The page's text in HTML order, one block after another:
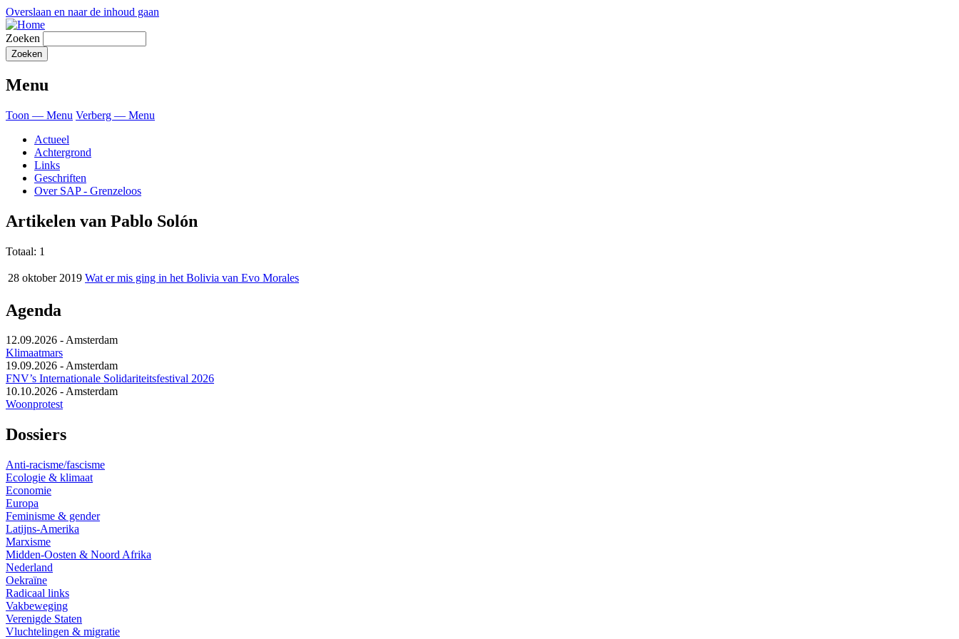
Overslaan en naar de inhoud gaan
Zoeken
Menu
Toon — Menu Verberg — Menu
Actueel
Achtergrond
Links
Geschriften
Over SAP - Grenzeloos
Artikelen van Pablo Solón
Totaal: 1
28 oktober 2019 Wat er mis ging in het Bolivia van Evo Morales
Agenda
12.09.2026 -Amsterdam
Klimaatmars
19.09.2026 -Amsterdam
FNV’s Internationale Solidariteitsfestival 2026
10.10.2026 -Amsterdam
Woonprotest
Dossiers
Anti-racisme/fascisme
Ecologie & klimaat
Economie
Europa
Feminisme & gender
Latijns-Amerika
Marxisme
Midden-Oosten & Noord Afrika
Nederland
Oekraïne
Radicaal links
Vakbeweging
Verenigde Staten
Vluchtelingen & migratie